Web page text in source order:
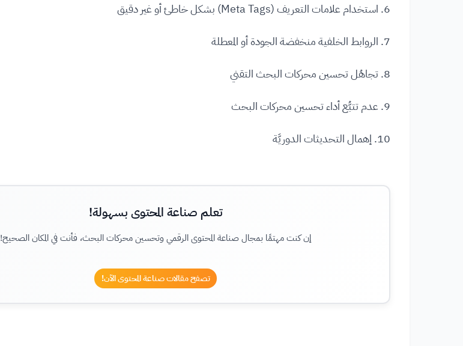
6. استخدام علامات التعريف (Meta Tags) بشكل خاطئ أو غير دقيق
7. الروابط الخلفية منخفضة الجودة أو المعطلة
8. تجاهُل تحسين محركات البحث التقني
9. عدم تتبُّع أداء تحسين محركات البحث
10. إهمال التحديثات الدوريَّة
تعلم صناعة المحتوى بسهولة!
إن كنت مهتمًا بمجال صناعة المحتوى الرقمي وتحسين محركات البحث، فأنت في المكان الصحيح!
تصفح مقالات صناعة المحتوى الآن!